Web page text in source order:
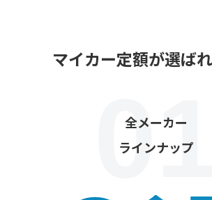
マイカー定額が選ば
全メーカー
ラインナップ